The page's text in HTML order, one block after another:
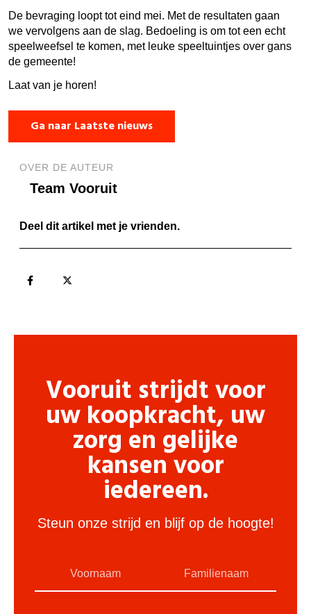
De bevraging loopt tot eind mei. Met de resultaten gaan
we vervolgens aan de slag. Bedoeling is om tot een echt
speelweefsel te komen, met leuke speeltuintjes over gans
de gemeente!
Laat van je horen!
Ga naar Laatste nieuws
OVER DE AUTEUR
Team Vooruit
Deel dit artikel met je vrienden.
Vooruit strijdt voor
uw koopkracht, uw
zorg en gelijke
kansen voor
iedereen.
Steun onze strijd en blijf op de hoogte!